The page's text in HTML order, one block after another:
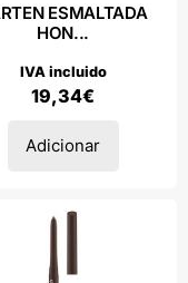
ESMALTADA
HON...
19,34€
IVA incluido
Adicionar